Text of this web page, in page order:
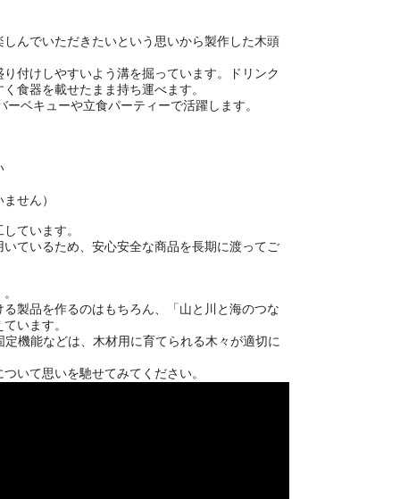
んでいただきたいという思いから製作した木頭
付けしやすいよう溝を掘っています。ドリンク
食器を載せたまま持ち運べます。
ベキューや立食パーティーで活躍します。
せん）
ています。
ているため、安心安全な商品を長期に渡ってご
製品を作るのはもちろん、「山と川と海のつな
います。
機能などは、木材用に育てられる木々が適切に
いて思いを馳せてみてください。